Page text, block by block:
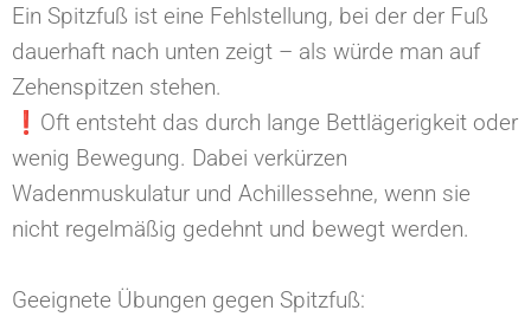
Ein Spitzfuß ist eine Fehlstellung, bei der der Fuß
dauerhaft nach unten zeigt – als würde man auf
Zehenspitzen stehen.⁠
❗️Oft entsteht das durch lange Bettlägerigkeit oder
wenig Bewegung. Dabei verkürzen
Wadenmuskulatur und Achillessehne, wenn sie
nicht regelmäßig gedehnt und bewegt werden.⁠
Geeignete Übungen gegen Spitzfuß:⁠